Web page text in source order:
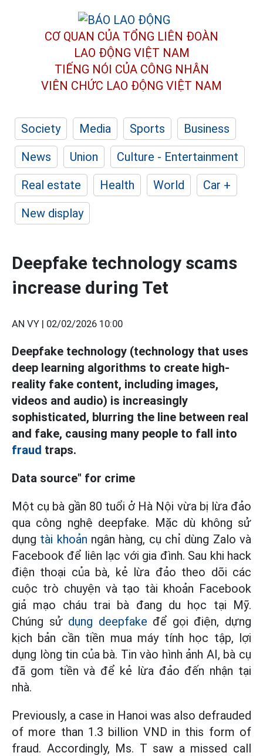
CƠ QUAN CỦA TỔNG LIÊN ĐOÀN
LAO ĐỘNG VIỆT NAM
TIẾNG NÓI CỦA CÔNG NHÂN
VIÊN CHỨC LAO ĐỘNG VIỆT NAM
Society Media Sports
Business
News
Union
Culture - Entertainment
Real estate
Health World
Car +
New display
Deepfake technology scams
increase during Tet
AN VY | 02/02/2026 10:00
Deepfake technology (technology that uses
deep learning algorithms to create high-
reality fake content, including images,
videos and audio) is increasingly
sophisticated, blurring the line between real
and fake, causing many people to fall into
fraud traps.
Data source" for crime
Một cụ bà gần 80 tuổi ở Hà Nội vừa bị lừa đảo
qua công nghệ deepfake. Mặc dù không sử
dụng tài khoản ngân hàng, cụ chỉ dùng Zalo và
Facebook để liên lạc với gia đình. Sau khi hack
điện thoại của bà, kẻ lừa đảo theo dõi các
cuộc trò chuyện và tạo tài khoản Facebook
giả mạo cháu trai bà đang du học tại Mỹ.
Chúng sử dụng deepfake để gọi điện, dựng
kịch bản cần tiền mua máy tính học tập, lợi
dụng lòng tin của bà. Tin vào hình ảnh AI, bà cụ
đã gom tiền và để kẻ lừa đảo đến nhận tại
nhà.
Previously, a case in Hanoi was also defrauded
of more than 1.3 billion VND in this form of
fraud. Accordingly, Ms. T saw a missed call